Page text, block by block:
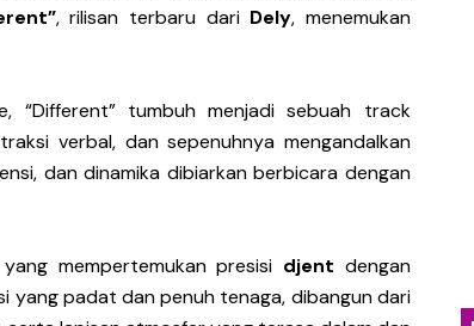
, rilisan terbaru dari Dely, menemukan
“Different” tumbuh menjadi sebuah track
verbal, dan sepenuhnya mengandalkan
dan dinamika dibiarkan berbicara dengan
mempertemukan presisi djent dengan
yang padat dan penuh tenaga, dibangun dari